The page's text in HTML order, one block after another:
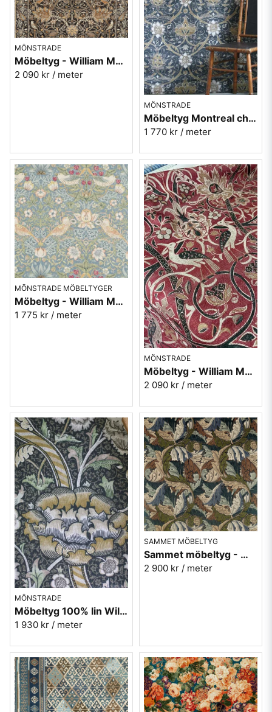
MÖNSTRADE
Möbeltyg - William Morris - Bullerswood - charcole/mustard
2 090 kr / meter
MÖNSTRADE
Möbeltyg Montreal charcoal/mustard - William Morris
1 770 kr / meter
MÖNSTRADE MÖBELTYGER
Möbeltyg - William Morris - Strawberry thief slate/vellum
1 775 kr / meter
MÖNSTRADE
Möbeltyg - William Morris - Bullerswood - paprika/gold
2 090 kr / meter
MÖNSTRADE
Möbeltyg 100% lin William Morris - Wandle - charcoal/mustard
1 930 kr / meter
SAMMET MÖBELTYG
Sammet möbeltyg - William Morris - Acanthus - slate blue/thyme
2 900 kr / meter